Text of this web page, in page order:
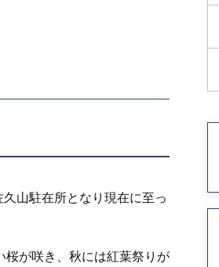
山駐在所となり現在に至っ
桜が咲き、秋には紅葉祭りが